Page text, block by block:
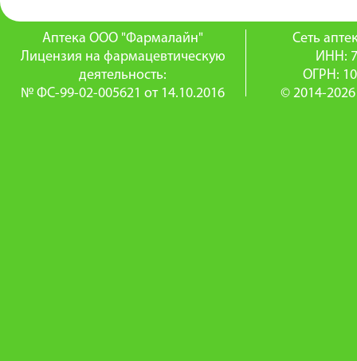
Аптека ООО "Фармалайн"
Лицензия на фармацевтическую
деятельность:
№ ФС-99-02-005621 от 14.10.2016
Сеть
ИНН:
ОГРН:
© 2014-